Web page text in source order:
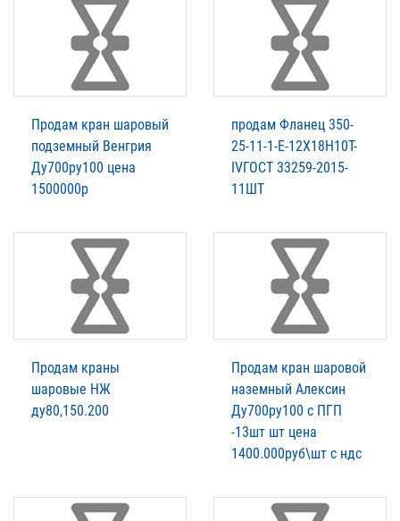
Продам кран шаровый
подземный Венгрия
Ду700ру100 цена
1500000р
продам Фланец 350-
25-11-1-E-12Х18Н10Т-
IVГОСТ 33259-2015-
11ШТ
Продам краны
шаровые НЖ
ду80,150.200
Продам кран шаровой
наземный Алексин
Ду700ру100 с ПГП
-13шт шт цена
1400.000руб\шт с ндс